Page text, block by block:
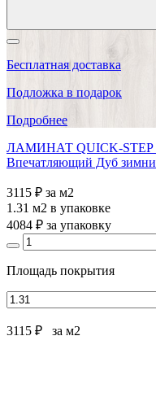
Бесплатная доставка
Подложка в подарок
Подробнее
ЛАМИНАТ QUICK-STEP
Впечатляющий Дуб
3115 ₽ за м2
1.31 м2 в упаковке
4084 ₽ за упаковку
Площадь покрытия
3115 ₽ за м2